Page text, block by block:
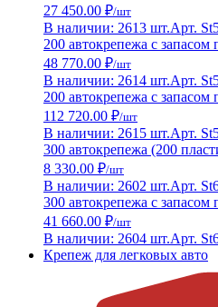
27 450.00 ₽/шт
В наличии: 2613 шт.Арт.
200 автокрепежа с запасом
48 770.00 ₽/шт
В наличии: 2614 шт.Арт.
200 автокрепежа с запасом
112 720.00 ₽/шт
В наличии: 2615 шт.Арт.
300 автокрепежа (200
8 330.00 ₽/шт
В наличии: 2602 шт.Арт.
300 автокрепежа с запасом
41 660.00 ₽/шт
В наличии: 2604 шт.Арт.
Крепеж для легковых авто